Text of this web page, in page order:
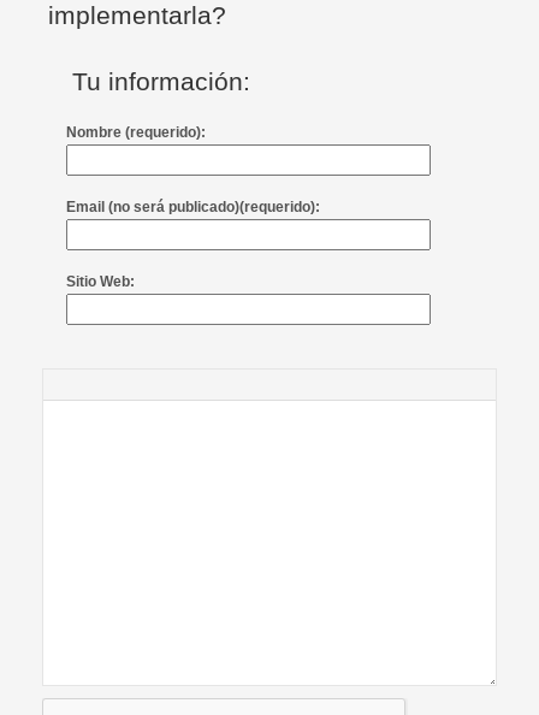
implementarla?
Tu información:
Nombre (requerido):
Email (no será publicado)(requerido):
Sitio Web: